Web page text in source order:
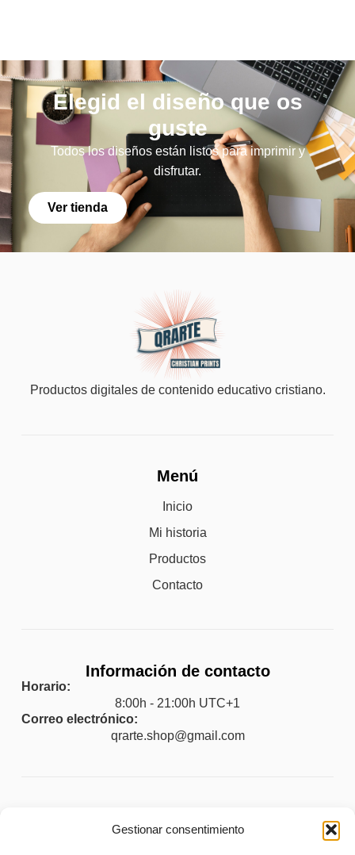
Gestionar consentimiento
Elegid el diseño que os
guste
Todos los diseños están listos para imprimir y
disfrutar.
Ver tienda
Productos digitales de contenido educativo cristiano.
Menú
Inicio
Mi historia
Productos
Contacto
Información de contacto
Horario:
8:00h - 21:00h UTC+1
Correo electrónico:
qrarte.shop@gmail.com